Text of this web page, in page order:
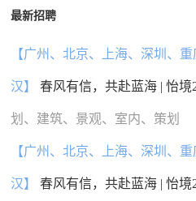
最新招聘
【广州、北京、上海、深圳、
汉】 春风有信，共赴蓝海 | 怡
划、建筑、景观、室内、策划
【广州、北京、上海、深圳、
汉】 春风有信，共赴蓝海 | 怡